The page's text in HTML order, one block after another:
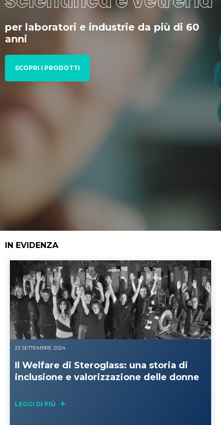
per laboratori e industrie da più di 60
anni
SCOPRI I PRODOTTI
IN EVIDENZA
05 OTTOBRE 2023
INNOVAZIONE SCIENTIFICA
liofilizzazione dei batteri